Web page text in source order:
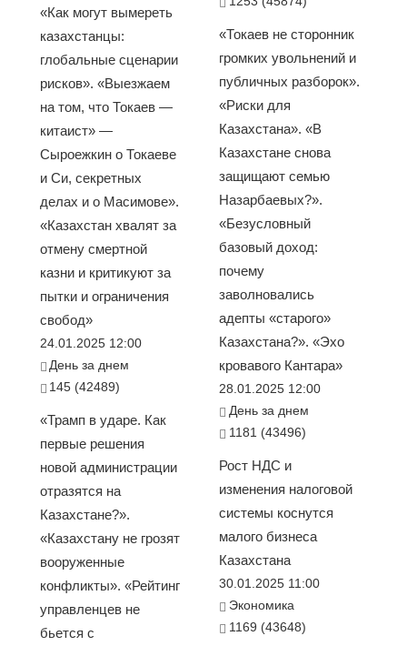
«Как могут вымереть
казахстанцы:
глобальные сценарии
рисков». «Выезжаем
на том, что Токаев —
китаист» —
Сыроежкин о Токаеве
и Си, секретных
делах и о Масимове».
«Казахстан хвалят за
отмену смертной
казни и критикуют за
пытки и ограничения
свобод»
24.01.2025 12:00
День за днем
145 (42489)
«Трамп в ударе. Как
первые решения
новой администрации
отразятся на
Казахстане?».
«Казахстану не грозят
вооруженные
конфликты». «Рейтинг
управленцев не
бьется с
«Токаев не сторонник
громких увольнений и
публичных разборок».
«Риски для
Казахстана». «В
Казахстане снова
защищают семью
Назарбаевых?».
«Безусловный
базовый доход:
почему
заволновались
адепты «старого»
Казахстана?». «Эхо
кровавого Кантара»
28.01.2025 12:00
День за днем
1181 (43496)
Рост НДС и
изменения налоговой
системы коснутся
малого бизнеса
Казахстана
30.01.2025 11:00
Экономика
1169 (43648)